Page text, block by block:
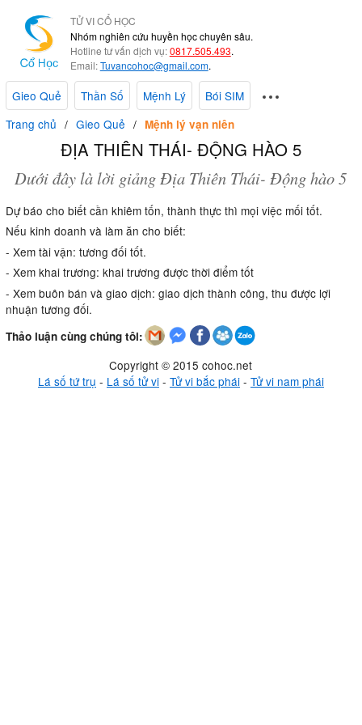
TỬ VI CỔ HỌC
Nhóm nghiên cứu huyền học chuyên sâu.
Hotline tư vấn dịch vụ:0817.505.493.
Email:Tuvancohoc@gmail.com.
Gieo Quẻ Thần Số Mệnh Lý
Bói SIM
Trang chủ
Gieo Quẻ Mệnh lý vạn niên
ĐỊA THIÊN THÁI- ĐỘNG HÀO 5
Dưới đây là lời giảng Địa Thiên Thái- Động hào 5
Dự báo cho biết cần khiêm tốn, thành thực thì mọi việc mối tốt.
Nếu kinh doanh và làm ăn cho biết:
- Xem tài vận: tương đối tốt.
- Xem khai trương: khai trương được thời điểm tốt
- Xem buôn bán và giao dịch: giao dịch thành công, thu được lợi
nhuận tương đối.
Thảo luận cùng chúng tôi:
Copyright © 2015 cohoc.net
Lá số tứ trụ - Lá số tử vi- Tử vi bắc phái- Tử vi nam phái